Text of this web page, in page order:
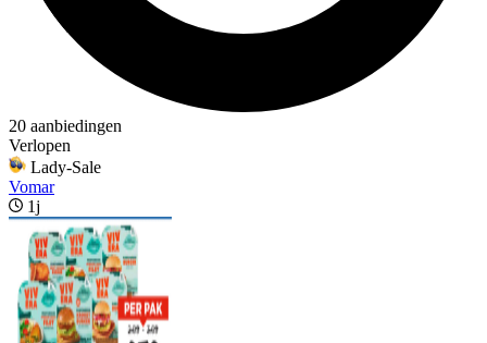
20 aanbiedingen
Verlopen
Lady-Sale
Vomar
1j